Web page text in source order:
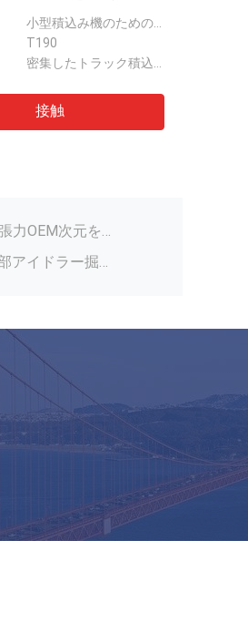
重掘削機足回り CR5732 フロントアイドラー ASSY/トラックアイドラー部品
HRC52-56
クローラー掘削機
接触
ローラー
Kobelco SK30SR-3のクローラー ブルドーザーおよび掘削機のための小型掘削機のスプロケット
Takeuchi TB025の小型掘削機の下部構造のための小型チェーン ドライブ スプロケット